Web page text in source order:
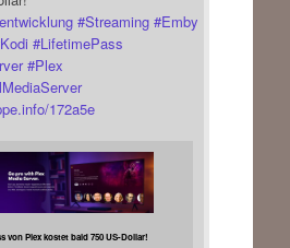
#Streaming #Emby
Kodi #LifetimePass
#Plex
172a5e
von Plex kostet bald 750 US-Dollar!